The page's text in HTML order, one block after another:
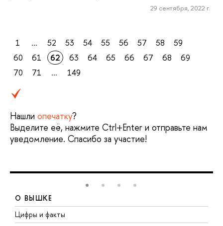
29 сентября, 2022 г.
1 ... 52 53 54 55 56 57 58
59
60
61 62 63 64 65 66 67 68
69
70
71 ... 149
Нашли опечатку?
Выделите её, нажмите Ctrl+Enter и отправьте нам
уведомление. Спасибо за участие!
О ВЫШКЕ
Цифры и факты